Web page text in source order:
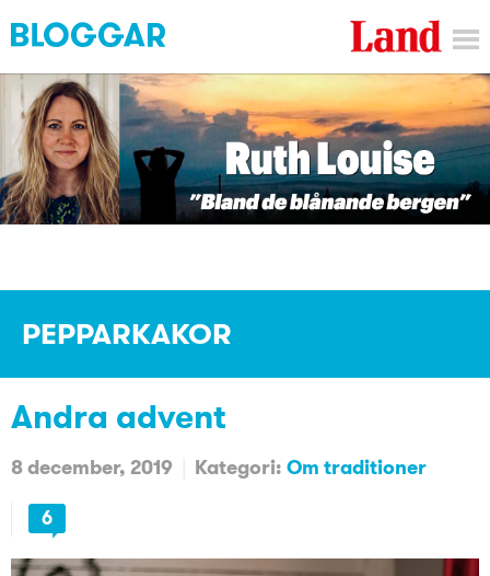
PEPPARKAKOR
Andra advent
8 december, 2019 Kategori: Om traditioner
6